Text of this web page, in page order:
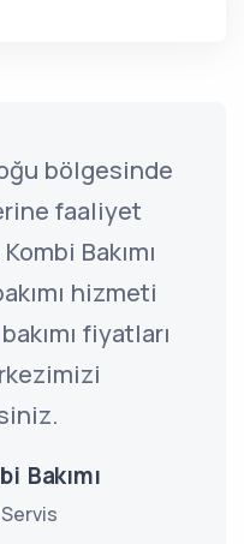
bölgesinde
faaliyet
Bakımı
hizmeti
fiyatları
Bakımı